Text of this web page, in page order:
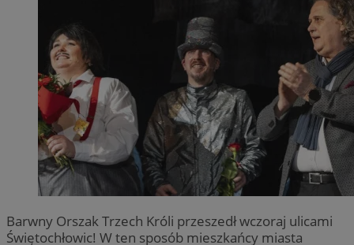
Barwny Orszak Trzech Króli przeszedł wczoraj ulicami
Świętochłowic! W ten sposób mieszkańcy miasta